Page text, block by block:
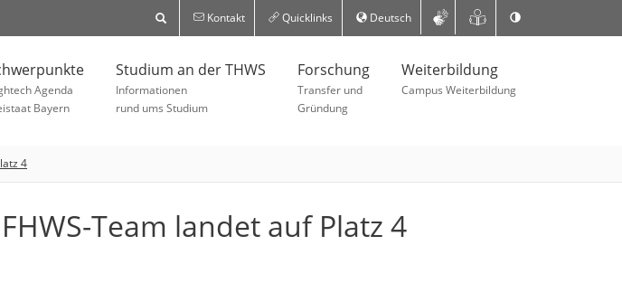
Kontakt Quicklinks Deutsch
Agenda
Bayern
Studium an der THWS
Informationen
rund ums Studium
Forschung
Transfer und
Gründung
Weiterbildung
Campus Weiterbildung
4
Team landet auf Platz 4